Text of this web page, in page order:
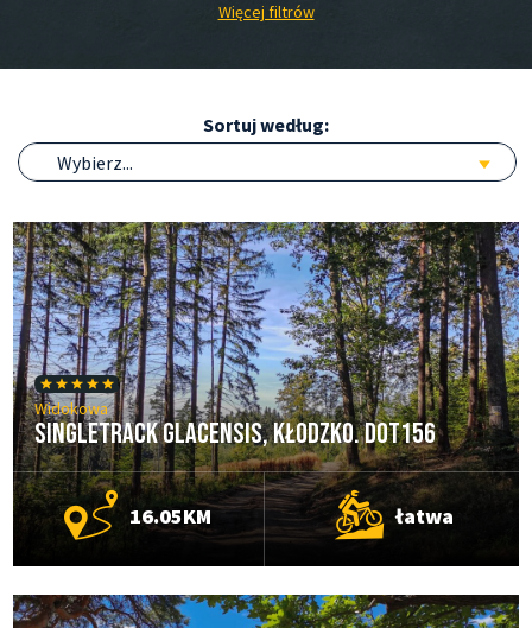
Więcej filtrów
Sortuj według:
Wybierz...
Widokowa
Singletrack Glacensis, Kłodzko. DOT156
16.05KM łatwa